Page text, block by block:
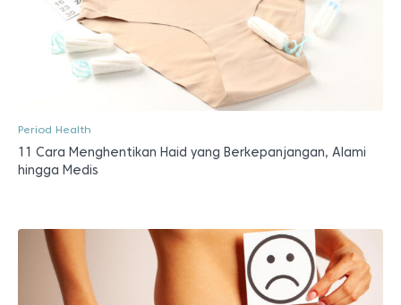
Period Health
11 Cara Menghentikan Haid yang Berkepanjangan, Alami
hingga Medis